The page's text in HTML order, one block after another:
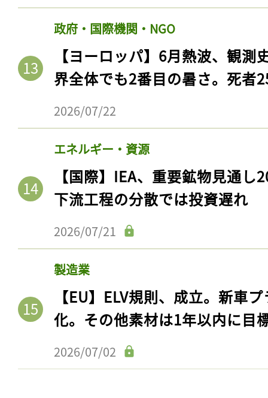
政府・国際機関・NGO
【ヨーロッパ】6月熱波、観
界全体でも2番目の暑さ。死者
2026/07/22
エネルギー・資源
【国際】IEA、重要鉱物見通
下流工程の分散では投資遅れ
2026/07/21
製造業
【EU】ELV規則、成立。新車
化。その他素材は1年以内に目
2026/07/02